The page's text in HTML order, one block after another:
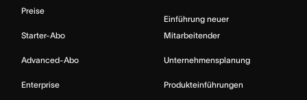
Preise
Starter-Abo
Advanced-Abo
Enterprise
Einführung neuer
Mitarbeitender
Unternehmensplanung
Produkteinführungen